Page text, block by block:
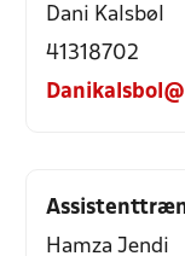
Dani Kalsbøl
41318702
Hamza Jendi